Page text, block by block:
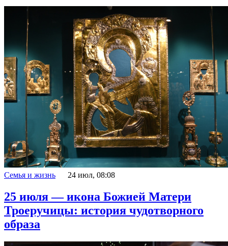
Семья и жизнь 24 июл, 08:08
25 июля — икона Божией Матери
Троеручицы: история чудотворного
образа